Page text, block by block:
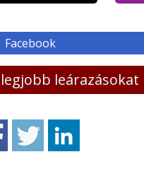
Facebook
leárazásokat